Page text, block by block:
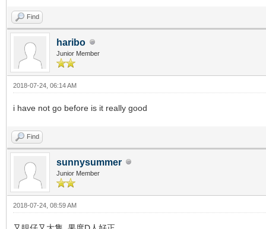
Find
haribo
Junior Member
2018-07-24, 06:14 AM
i have not go before is it really good
Find
sunnysummer
Junior Member
2018-07-24, 08:59 AM